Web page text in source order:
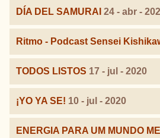
DÍA DEL SAMURAI 24 - abr -
Ritmo - Podcast Sensei
TODOS LISTOS 17 - jul - 2020
¡YO YA SE! 10 - jul - 2020
ENERGIA PARA UM MUNDO